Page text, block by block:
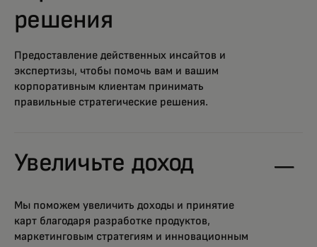
решения
Предоставление действенных инсайтов и
экспертизы, чтобы помочь вам и вашим
корпоративным клиентам принимать
правильные стратегические решения.
Увеличьте доход
Мы поможем увеличить доходы и принятие
карт благодаря разработке продуктов,
маркетинговым стратегиям и инновационным